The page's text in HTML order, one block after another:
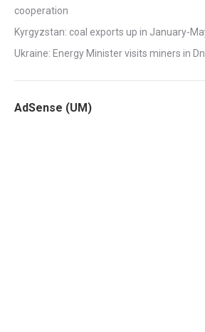
cooperation
Kyrgyzstan: coal exports up in January-
Ukraine: Energy Minister visits miners in
AdSense (UM)